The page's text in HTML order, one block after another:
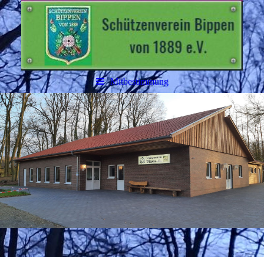
Mitbestimmung